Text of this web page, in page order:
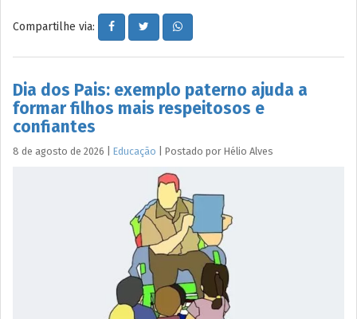
Compartilhe via:
Dia dos Pais: exemplo paterno ajuda a
formar filhos mais respeitosos e
confiantes
8 de agosto de 2026 Educação Postado por Hélio Alves